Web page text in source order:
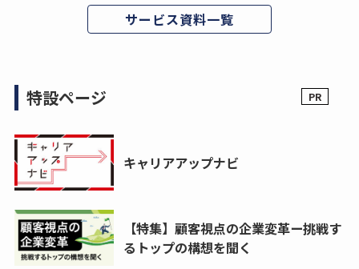
サービス資料一覧
特設ページ
キャリアアップナビ
【特集】顧客視点の企業変革ー挑戦す
るトップの構想を聞く